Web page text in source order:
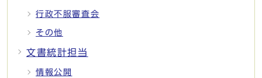
行政不服審査会
その他
文書統計担当
情報公開